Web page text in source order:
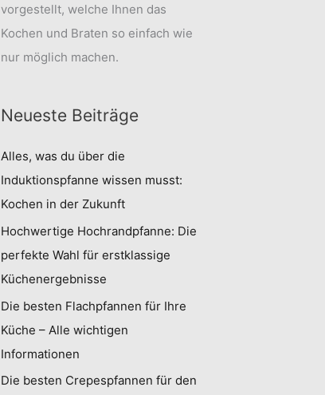
vorgestellt, welche Ihnen das
Kochen und Braten so einfach wie
nur möglich machen.
Neueste Beiträge
Alles, was du über die
Induktionspfanne wissen musst:
Kochen in der Zukunft
Hochwertige Hochrandpfanne: Die
perfekte Wahl für erstklassige
Küchenergebnisse
Die besten Flachpfannen für Ihre
Küche – Alle wichtigen
Informationen
Die besten Crepespfannen für den